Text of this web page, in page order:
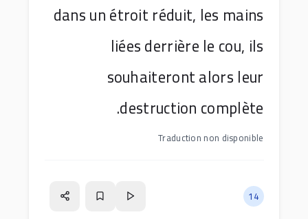
dans un étroit réduit, les mains
liées derrière le cou, ils
souhaiteront alors leur
destruction complète.
Traduction non disponible
14